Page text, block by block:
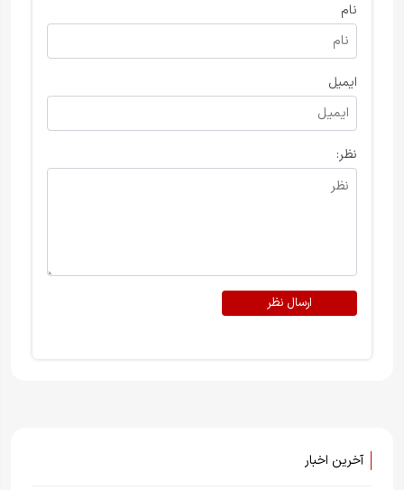
نام
ایمیل
نظر:
ارسال نظر
آخرین اخبار